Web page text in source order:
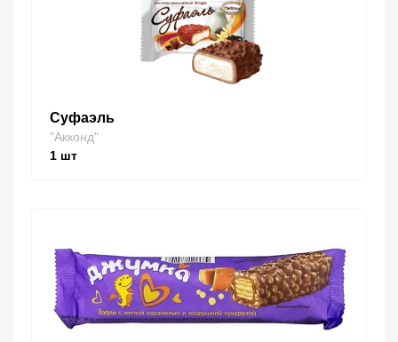
Суфаэль
"Акконд"
1 шт